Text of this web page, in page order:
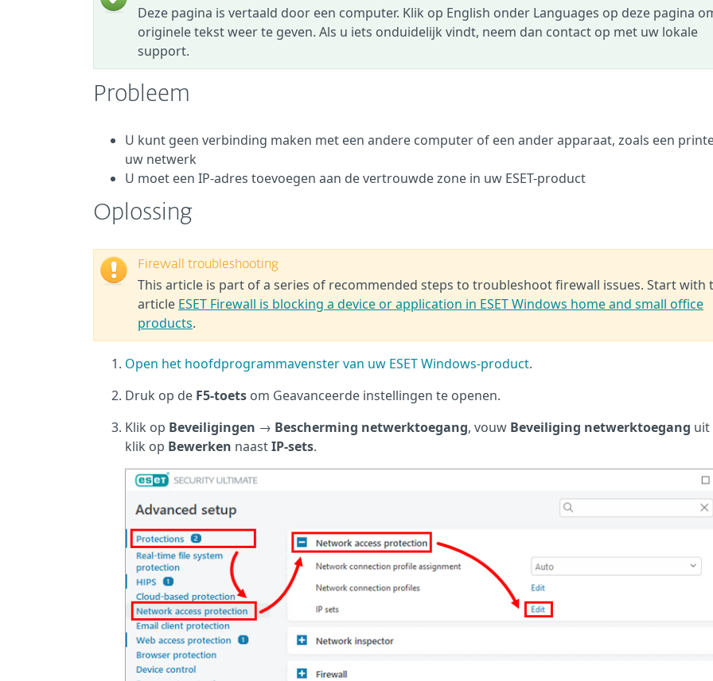
Deze pagina is vertaald door een computer. Klik op English onder Languages op deze pagina
originele tekst weer te geven. Als u iets onduidelijk vindt, neem dan contact op met uw lokale
support.
Probleem
U kunt geen verbinding maken met een andere computer of een ander apparaat, zoals een
uw netwerk
U moet een IP-adres toevoegen aan de vertrouwde zone in uw ESET-product
Oplossing
Firewall troubleshooting
This article is part of a series of recommended steps to troubleshoot firewall issues. Start with
article ESET Firewall is blocking a device or application in ESET Windows home and small office
products.
Open het hoofdprogrammavenster van uw ESET Windows-product.
Druk op de F5-toets om Geavanceerde instellingen te openen.
Klik op Beveiligingen → Bescherming netwerktoegang, vouw Beveiliging netwerktoegang uit
klik op Bewerken naastIP-sets.